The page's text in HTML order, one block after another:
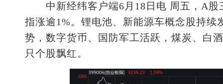
中新经纬客户端6月18日电 周五，A股
指涨逾1%。锂电池、新能源车概念股持
势，数字货币、国防军工活跃，煤炭、白
只个股飘红。